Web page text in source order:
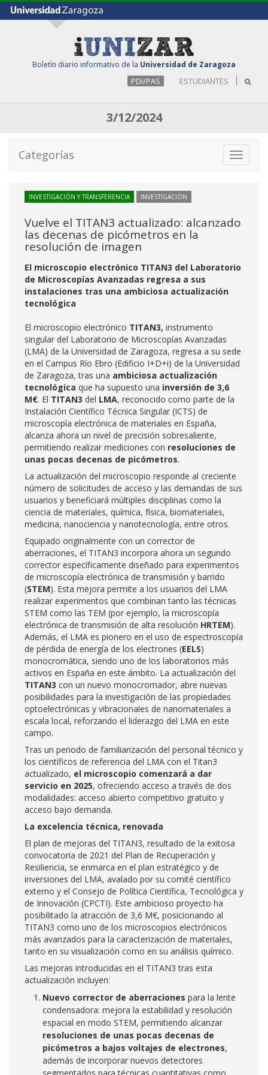
Boletín diario informativo de la Universidad de Zaragoza
PDI/PAS ESTUDIANTES
3/12/2024
Toggle
Categorías
INVESTIGACIÓN Y TRANSFERENCIA INVESTIGACIÓN
Vuelve el TITAN3 actualizado: alcanzado
las decenas de picómetros en la
resolución de imagen
El microscopio electrónico TITAN3 del Laboratorio
de Microscopías Avanzadas regresa a sus
instalaciones tras una ambiciosa actualización
tecnológica
El microscopio electrónico TITAN3, instrumento
singular del Laboratorio de Microscopías Avanzadas
(LMA) de la Universidad de Zaragoza, regresa a su sede
en el Campus Río Ebro (Edificio I+D+i) de la Universidad
de Zaragoza, tras una ambiciosa actualización
tecnológica que ha supuesto una inversión de 3,6
M€. El TITAN3 del LMA, reconocido como parte de la
Instalación Científico Técnica Singular (ICTS) de
microscopía electrónica de materiales en España,
alcanza ahora un nivel de precisión sobresaliente,
permitiendo realizar mediciones con resoluciones de
unas pocas decenas de picómetros.
La actualización del microscopio responde al creciente
número de solicitudes de acceso y las demandas de sus
usuarios y beneficiará múltiples disciplinas como la
ciencia de materiales, química, física, biomateriales,
medicina, nanociencia y nanotecnología, entre otros.
Equipado originalmente con un corrector de
aberraciones, el TITAN3 incorpora ahora un segundo
corrector específicamente diseñado para experimentos
de microscopía electrónica de transmisión y barrido
(STEM). Esta mejora permite a los usuarios del LMA
realizar experimentos que combinan tanto las técnicas
STEM como las TEM (por ejemplo, la microscopía
electrónica de transmisión de alta resolución HRTEM).
Además, el LMA es pionero en el uso de espectroscopía
de pérdida de energía de los electrones (EELS)
monocromática, siendo uno de los laboratorios más
activos en España en este ámbito. La actualización del
TITAN3 con un nuevo monocromador, abre nuevas
posibilidades para la investigación de las propiedades
optoelectrónicas y vibracionales de nanomateriales a
escala local, reforzando el liderazgo del LMA en este
campo.
Tras un periodo de familiarización del personal técnico y
los científicos de referencia del LMA con el Titan3
actualizado, el microscopio comenzará a dar
servicio en 2025, ofreciendo acceso a través de dos
modalidades: acceso abierto competitivo gratuito y
acceso bajo demanda.
La excelencia técnica, renovada
El plan de mejoras del TITAN3, resultado de la exitosa
convocatoria de 2021 del Plan de Recuperación y
Resiliencia, se enmarca en el plan estratégico y de
inversiones del LMA, avalado por su comité científico
externo y el Consejo de Política Científica, Tecnológica y
de Innovación (CPCTI). Este ambicioso proyecto ha
posibilitado la atracción de 3,6 M€, posicionando al
TITAN3 como uno de los microscopios electrónicos
más avanzados para la caracterización de materiales,
tanto en su visualización como en su análisis químico.
Las mejoras introducidas en el TITAN3 tras esta
actualización incluyen:
Nuevo corrector de aberraciones para la lente
condensadora: mejora la estabilidad y resolución
espacial en modo STEM, permitiendo alcanzar
resoluciones de unas pocas decenas de
picómetros a bajos voltajes de electrones,
además de incorporar nuevos detectores